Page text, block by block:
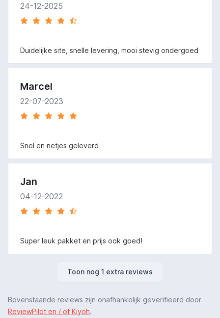
24-12-2025
Duidelijke site, snelle levering, mooi stevig ondergoed
Marcel
22-07-2023
Snel en netjes geleverd
Jan
04-12-2022
Super leuk pakket en prijs ook goed!
Toon nog 1 extra reviews
Bovenstaande reviews zijn onafhankelijk geverifieerd door
ReviewPilot en / of Kiyoh.